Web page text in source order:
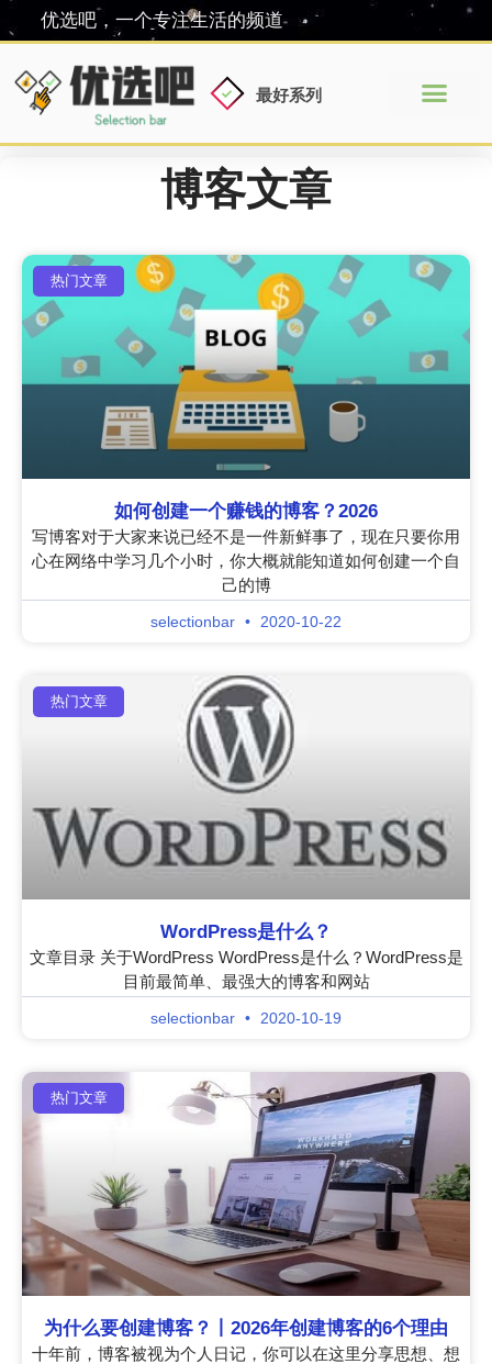
优选吧，一个专注生活的频道
最好系列
博客文章
热门文章
如何创建一个赚钱的博客？2026
写博客对于大家来说已经不是一件新鲜事了，现在只要你用
心在网络中学习几个小时，你大概就能知道如何创建一个自
己的博
selectionbar 2020-10-22
热门文章
WordPress是什么？
文章目录 关于WordPress WordPress是什么？WordPress是
目前最简单、最强大的博客和网站
selectionbar 2020-10-19
热门文章
为什么要创建博客？丨2026年创建博客的6个理由
十年前，博客被视为个人日记，你可以在这里分享思想、想